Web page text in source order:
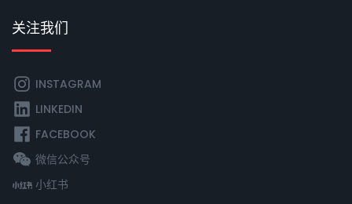
关注我们
INSTAGRAM
LINKEDIN
FACEBOOK
微信公众号
小红书